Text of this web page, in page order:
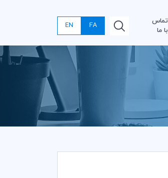
تماس
با ما
FA
EN